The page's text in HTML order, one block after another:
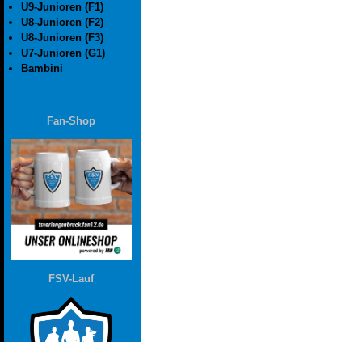
U9-Junioren (F1)
U8-Junioren (F2)
U8-Junioren (F3)
U7-Junioren (G1)
Bambini
Fan-Shop
FSV-Lauf